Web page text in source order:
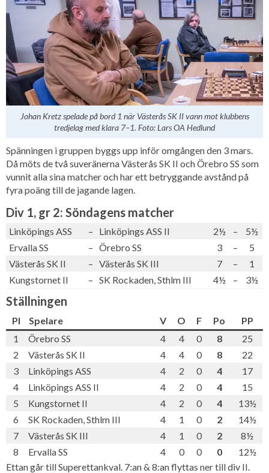
Johan Kretz spelade på bord 1 när Västerås SK II vann mot klubbens
tredjelag med klara 7–1. Foto: Lars OA Hedlund
Spänningen i gruppen byggs upp inför omgången den 3 mars.
Då möts de två suveränerna Västerås SK II och Örebro SS som
vunnit alla sina matcher och har ett betryggande avstånd på
fyra poäng till de jagande lagen.
Div 1, gr 2: Söndagens matcher
Linköpings ASS – Linköpings ASS II 2½ –
5½
Ervalla SS
– Örebro SS 3 –
5
Västerås SK II
– Västerås SK III 7 –
1
Kungstornet II
– SK Rockaden, Sthlm III 4½ – 3½
Ställningen
Pl Spelare V O F Po
PP
1
Örebro SS 4 4 0 8
25
2
Västerås SK II 4 4 0 8
22
3
Linköpings ASS 4 2 0 4
17
4
Linköpings ASS II 4 2 0 4
15
5
Kungstornet II 4 2 0 4
13½
6
SK Rockaden, Sthlm III 4 1 0 2
14½
7
Västerås SK III 4 1 0 2
8½
8
Ervalla SS 4 0 0 0
12½
Ettan går till Superettankval. 7:an & 8:an flyttas ner till div II.